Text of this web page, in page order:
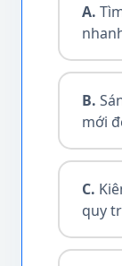
A.
B.
mới
C.
quy